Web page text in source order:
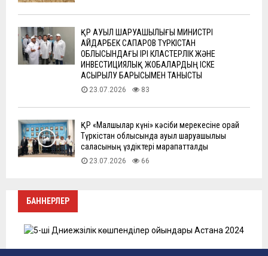
ҚР АУЫЛ ШАРУАШЫЛЫҒЫ МИНИСТРІ
АЙДАРБЕК САПАРОВ ТҮРКІСТАН
ОБЛЫСЫНДАҒЫ ІРІ КЛАСТЕРЛІК ЖӘНЕ
ИНВЕСТИЦИЯЛЫҚ ЖОБАЛАРДЫҢ ІСКЕ
АСЫРЫЛУ БАРЫСЫМЕН ТАНЫСТЫ
23.07.2026 83
ҚР «Малшылар күні» кәсіби мерекесіне орай
Түркістан облысында ауыл шаруашылығы
саласының үздіктері марапатталды
23.07.2026 66
БАННЕРЛЕР